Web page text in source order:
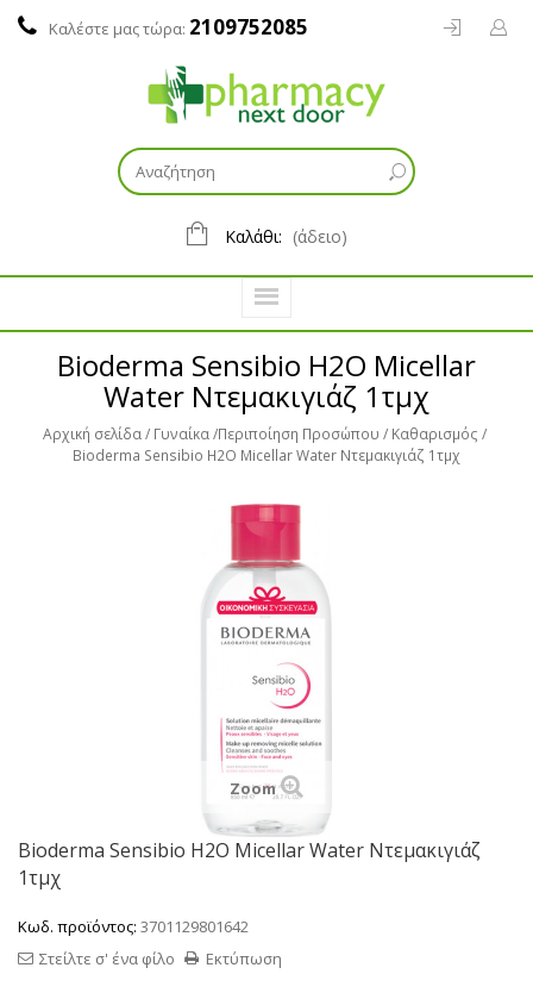
Καλέστε μας τώρα: 2109752085
Καλάθι: (άδειο)
Bioderma Sensibio H2O Micellar
Water Ντεμακιγιάζ 1τμχ
Αρχική σελίδα Γυναίκα Περιποίηση Προσώπου
Καθαρισμός
Bioderma Sensibio H2O Micellar Water Ντεμακιγιάζ 1τμχ
Zoom
Bioderma Sensibio H2O Micellar Water Ντεμακιγιάζ
1τμχ
Κωδ. προϊόντος: 3701129801642
Εκτύπωση
Στείλτε σ' ένα φίλο